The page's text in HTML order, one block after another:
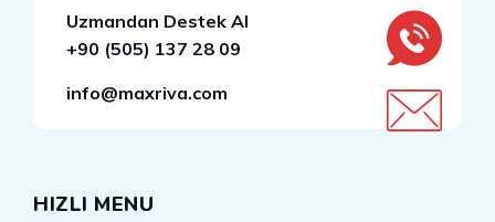
Uzmandan Destek Al
+90 (505) 137 28 09
info@maxriva.com
HIZLI MENU